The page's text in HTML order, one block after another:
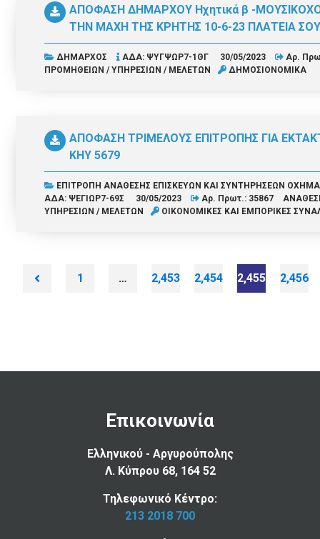
ΑΠΟΦΑΣΗ ΔΗΜΑΡΧΟΥ Ηχητικά β -
ΤΗΝ ΜΑΧΗ ΤΗΣ ΚΡΗΤΗΣ 10-6-23 ΠΛΑΤΕΙΑ
ΔΗΜΑΡΧΟΣ ΑΔΑ: ΨΥΓΨΩΡ7-1ΘΓ 30/05/2023
Αρ.
ΠΡΟΜΗΘΕΙΩΝ / ΥΠΗΡΕΣΙΩΝ / ΜΕΛΕΤΩΝ
ΔΗΜΟΣΙΟΝΟΜΙΚΑ
ΑΠΟΦΑΣΗ ΤΡΙΜΕΛΟΥΣ ΕΠΙΤΡΟΠΗΣ ΓΙΑ
KHY 5679
ΕΠΙΤΡΟΠΗ ΑΝΑΘΕΣΗΣ ΕΠΙΣΚΕΥΩΝ ΚΑΙ ΣΥΝΤΗΡΗΣΕΩΝ
ΑΔΑ: ΨΕΓΙΩΡ7-69Σ
30/05/2023 Αρ. Πρωτ.: 35867
ΥΠΗΡΕΣΙΩΝ / ΜΕΛΕΤΩΝ
ΟΙΚΟΝΟΜΙΚΕΣ ΚΑΙ ΕΜΠΟΡΙΚΕΣ
1 … 2,453 2,454 2,455 2,456
Επικοινωνία
Ελληνικού - Αργυρούπολης
Λ. Κύπρου 68, 164 52
Τηλεφωνικό Κέντρο:
213 2018 700